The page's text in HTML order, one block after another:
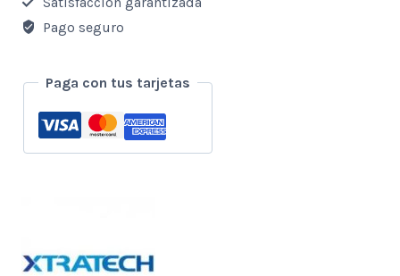
X8MT87
4 GB
64 GB
cantidad
Pago seguro
Paga con tus tarjetas